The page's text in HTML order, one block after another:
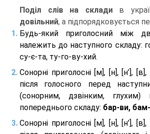
Поділ слів на складив
довільний, а підпорядковується
Будь-який приголосний між
належить до наступного складу:
су-є-та, ту-го-ву-хий.
Сонорні приголосні [м], [н], [н’], [в],
після голосного перед
(сонорним, дзвінким, глухим)
попереднього складу: бар-ви,
Сонорні приголосні [м], [н], [н’], [в],